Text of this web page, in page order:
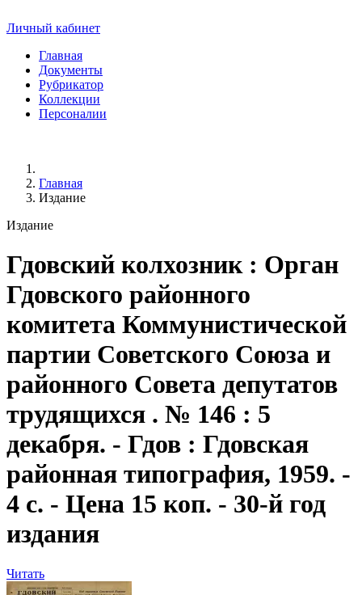
Личный кабинет
Главная
Документы
Рубрикатор
Коллекции
Персоналии
Главная
Издание
Издание
Гдовский колхозник: Орган
Гдовского районного
комитета Коммунистической
партии Советского Союза и
районного Совета депутатов
трудящихся . № 146 : 5
декабря. - Гдов : Гдовская
районная типография, 1959. -
4 с. - Цена 15 коп. - 30-й год
издания
Читать